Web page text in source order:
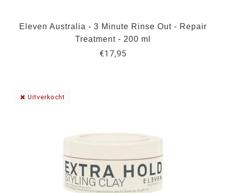
Eleven Australia - 3 Minute Rinse Out - Repair
Treatment - 200 ml
€17,95
Uitverkocht